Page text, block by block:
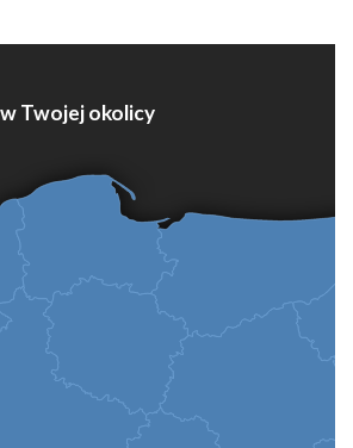
Twojej okolicy